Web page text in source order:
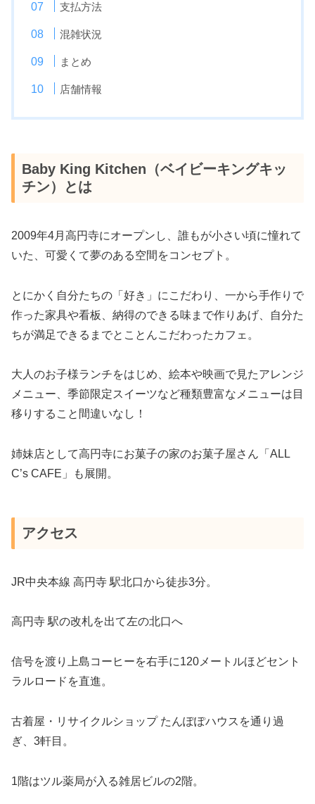
支払方法
混雑状況
まとめ
店舗情報
Baby King Kitchen（ベイビーキングキッ
チン）とは
2009年4月高円寺にオープンし、誰もが小さい頃に憧れて
いた、可愛くて夢のある空間をコンセプト。
とにかく自分たちの「好き」にこだわり、一から手作りで
作った家具や看板、納得のできる味まで作りあげ、自分た
ちが満足できるまでとことんこだわったカフェ。
大人のお子様ランチをはじめ、絵本や映画で見たアレンジ
メニュー、季節限定スイーツなど種類豊富なメニューは目
移りすること間違いなし！
姉妹店として高円寺にお菓子の家のお菓子屋さん「ALL
C’s CAFE」も展開。
アクセス
JR中央本線 高円寺 駅北口から徒歩3分。
高円寺 駅の改札を出て左の北口へ
信号を渡り上島コーヒーを右手に120メートルほどセント
ラルロードを直進。
古着屋・リサイクルショップ たんぽぽハウスを通り過
ぎ、3軒目。
1階はツル薬局が入る雑居ビルの2階。